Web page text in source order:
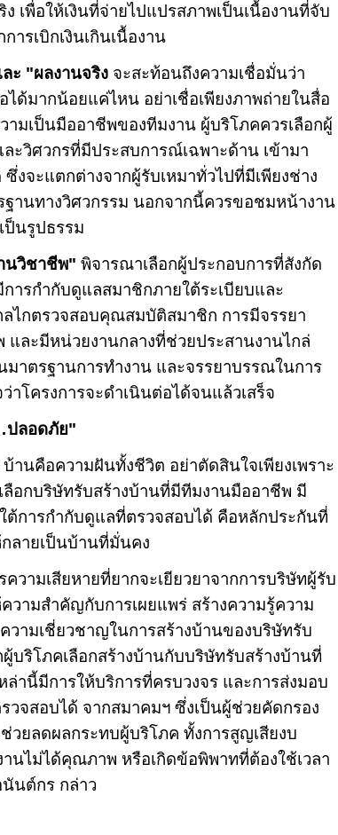
ง เพื่อให้เงินที่จ่ายไปแปรสภาพเป็นเนื้องานที่จับ
ารเบิกเงินเกินเนื้องาน
ะ "ผลงานจริง จะสะท้อนถึงความเชื่อมั่นว่า
ด้มากน้อยแค่ไหน อย่าเชื่อเพียงภาพถ่ายในสื่อ
มเป็นมืออาชีพของทีมงาน ผู้บริโภคควรเลือกผู้
ะวิศวกรที่มีประสบการณ์เฉพาะด้าน เข้ามา
งจะแตกต่างจากผู้รับเหมาทั่วไปที่มีเพียงช่าง
านทางวิศวกรรม นอกจากนี้ควรขอชมหน้างาน
ป็นรูปธรรม
นวิชาชีพ" พิจารณาเลือกผู้ประกอบการที่สังกัด
ารกำกับดูแลสมาชิกภายใต้ระเบียบและ
ไกตรวจสอบคุณสมบัติสมาชิก การมีจรรยา
ละมีหน่วยงานกลางที่ช่วยประสานงานไกล่
มาตรฐานการทำงาน และจรรยาบรรณในการ
าโครงการจะดำเนินต่อได้จนแล้วเสร็จ
ปลอดภัย"
านคือความฝันทั้งชีวิต อย่าตัดสินใจเพียงเพราะ
อกบริษัทรับสร้างบ้านที่มีทีมงานมืออาชีพ มี
การกำกับดูแลที่ตรวจสอบได้ คือหลักประกันที่
ลายเป็นบ้านที่มั่นคง
ความเสียหายที่ยากจะเยียวยาจากการบริษัทผู้รับ
วามสำคัญกับการเผยแพร่ สร้างความรู้ความ
วามเชี่ยวชาญในการสร้างบ้านของบริษัทรับ
บริโภคเลือกสร้างบ้านกับบริษัทรับสร้างบ้านที่
านี้มีการให้บริการที่ครบวงจร และการส่งมอบ
จสอบได้ จากสมาคมฯ ซึ่งเป็นผู้ช่วยคัดกรอง
วยลดผลกระทบผู้บริโภค ทั้งการสูญเสียงบ
นไม่ได้คุณภาพ หรือเกิดข้อพิพาทที่ต้องใช้เวลา
นต์กร กล่าว